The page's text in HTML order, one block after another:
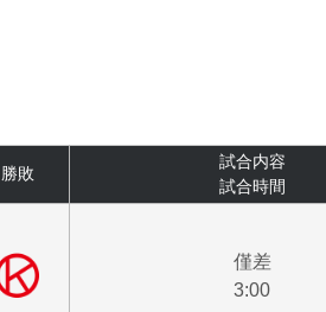
勝敗
試合内容
試合時間
僅差
3:00